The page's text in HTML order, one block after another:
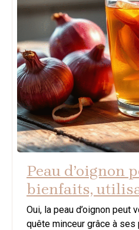
Peau d’oignon
bienfaits,
Oui, la peau d’oignon peut
quête minceur grâce à